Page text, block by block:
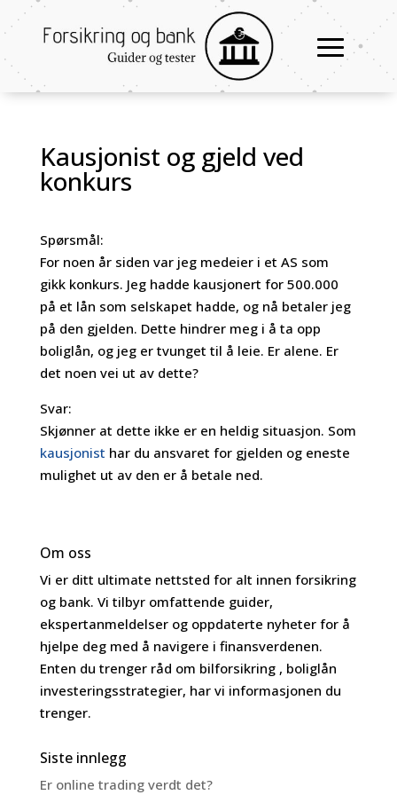
Kausjonist og gjeld ved
konkurs
Spørsmål:
For noen år siden var jeg medeier i et AS som
gikk konkurs. Jeg hadde kausjonert for 500.000
på et lån som selskapet hadde, og nå betaler jeg
på den gjelden. Dette hindrer meg i å ta opp
boliglån, og jeg er tvunget til å leie. Er alene. Er
det noen vei ut av dette?
Svar:
Skjønner at dette ikke er en heldig situasjon. Som
kausjonist har du ansvaret for gjelden og eneste
mulighet ut av den er å betale ned.
Om oss
Vi er ditt ultimate nettsted for alt innen forsikring
og bank. Vi tilbyr omfattende guider,
ekspertanmeldelser og oppdaterte nyheter for å
hjelpe deg med å navigere i finansverdenen.
Enten du trenger råd om bilforsikring , boliglån
investeringsstrategier, har vi informasjonen du
trenger.
Siste innlegg
Er online trading verdt det?